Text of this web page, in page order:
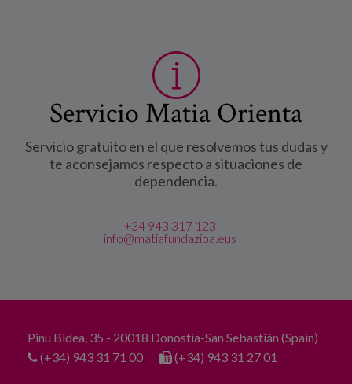
Servicio Matia Orienta
Servicio gratuito en el que resolvemos tus dudas y
te aconsejamos respecto a situaciones de
dependencia.
+34 943 317 123
info@matiafundazioa.eus
Pinu Bidea, 35 - 20018 Donostia-San Sebastián (Spain)
(+34) 943 31 71 00
(+34) 943 31 27 01